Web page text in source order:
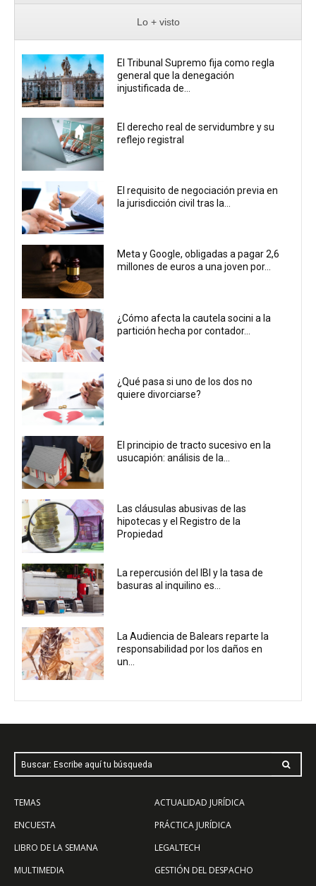
Lo + visto
El Tribunal Supremo fija como regla
general que la denegación
injustificada de...
El derecho real de servidumbre y su
reflejo registral
El requisito de negociación previa en
la jurisdicción civil tras la...
Meta y Google, obligadas a pagar 2,6
millones de euros a una joven por...
¿Cómo afecta la cautela socini a la
partición hecha por contador...
¿Qué pasa si uno de los dos no
quiere divorciarse?
El principio de tracto sucesivo en la
usucapión: análisis de la...
Las cláusulas abusivas de las
hipotecas y el Registro de la
Propiedad
La repercusión del IBI y la tasa de
basuras al inquilino es...
La Audiencia de Balears reparte la
responsabilidad por los daños en
un...
Buscar: Escribe aquí tu búsqueda
TEMAS
ENCUESTA
LIBRO DE LA SEMANA
MULTIMEDIA
ACTUALIDAD JURÍDICA
PRÁCTICA JURÍDICA
LEGALTECH
GESTIÓN DEL DESPACHO